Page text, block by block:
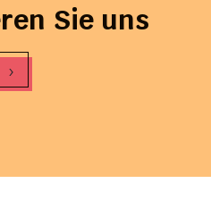
Sie uns
›